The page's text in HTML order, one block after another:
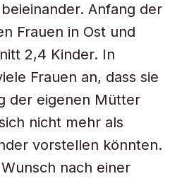
Anfang der
Frauen in Ost und
2,4 Kinder. In
Frauen an, dass sie
der eigenen Mütter
nicht mehr als
vorstellen könnten.
nach einer